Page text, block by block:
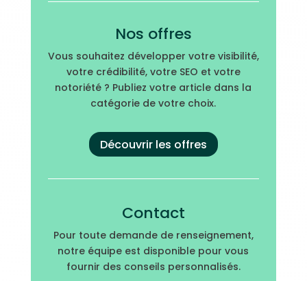
Nos offres
Vous souhaitez développer votre visibilité,
votre crédibilité, votre SEO et votre
notoriété ? Publiez votre article dans la
catégorie de votre choix.
Découvrir les offres
Contact
Pour toute demande de renseignement,
notre équipe est disponible pour vous
fournir des conseils personnalisés.